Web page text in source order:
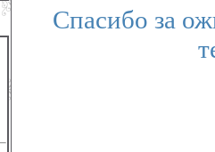
Спасибо за